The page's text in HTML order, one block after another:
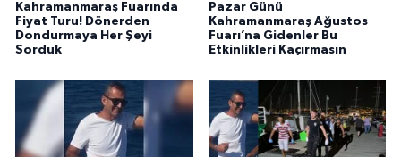
Kahramanmaraş Fuarında
Fiyat Turu! Dönerden
Dondurmaya Her Şeyi
Sorduk
Pazar Günü
Kahramanmaraş Ağustos
Fuarı’na Gidenler Bu
Etkinlikleri Kaçırmasın